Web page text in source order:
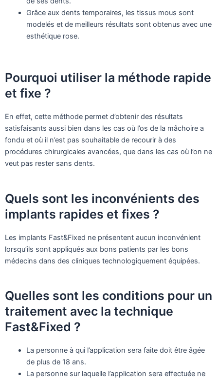
Grâce aux dents temporaires, les tissus mous sont
modelés et de meilleurs résultats sont obtenus avec une
esthétique rose.
Pourquoi utiliser la méthode rapide
et fixe ?
En effet, cette méthode permet d’obtenir des résultats
satisfaisants aussi bien dans les cas où l’os de la mâchoire a
fondu et où il n’est pas souhaitable de recourir à des
procédures chirurgicales avancées, que dans les cas où l’on ne
veut pas rester sans dents.
Quels sont les inconvénients des
implants rapides et fixes ?
Les implants Fast&Fixed ne présentent aucun inconvénient
lorsqu’ils sont appliqués aux bons patients par les bons
médecins dans des cliniques technologiquement équipées.
Quelles sont les conditions pour un
traitement avec la technique
Fast&Fixed ?
La personne à qui l’application sera faite doit être âgée
de plus de 18 ans.
La personne sur laquelle l’application sera effectuée ne